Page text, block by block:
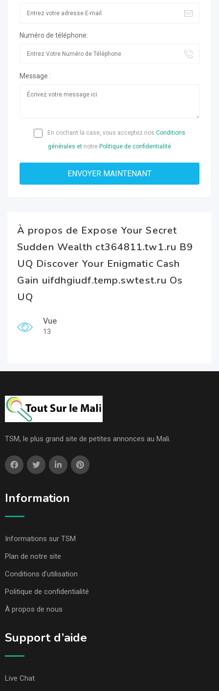
Numéro de téléphone:
Message :
En cochant la case, vous acceptez nos Conditions
générales et notre Politique de confidentialité
À propos de Expose Your Secret
Sudden Wealth ct364811.tw1.ru B9
UQ Discover Your Enigmatic Cash
Gain uifdhgiudf.temp.swtest.ru Os
UQ
Vue
13
TSM, le plus grand site de petites annonces au Mali.
Information
Informations sur TSM
Plan de notre site
Conditions d’utilisation
Politique de confidentialité
À propos de nous
Support d’aide
Live Chat